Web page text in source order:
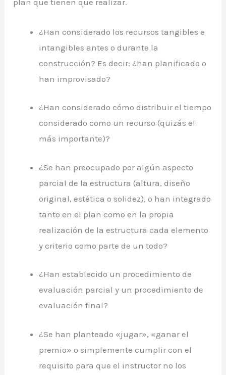
plan que tienen que realizar.
¿Han considerado los recursos tangibles e
intangibles antes o durante la
construcción? Es decir: ¿han planificado o
han improvisado?
¿Han considerado cómo distribuir el tiempo
considerado como un recurso (quizás el
más importante)?
¿Se han preocupado por algún aspecto
parcial de la estructura (altura, diseño
original, estética o solidez), o han integrado
tanto en el plan como en la propia
realización de la estructura cada elemento
y criterio como parte de un todo?
¿Han establecido un procedimiento de
evaluación parcial y un procedimiento de
evaluación final?
¿Se han planteado «jugar», «ganar el
premio» o simplemente cumplir con el
requisito para que el instructor no los